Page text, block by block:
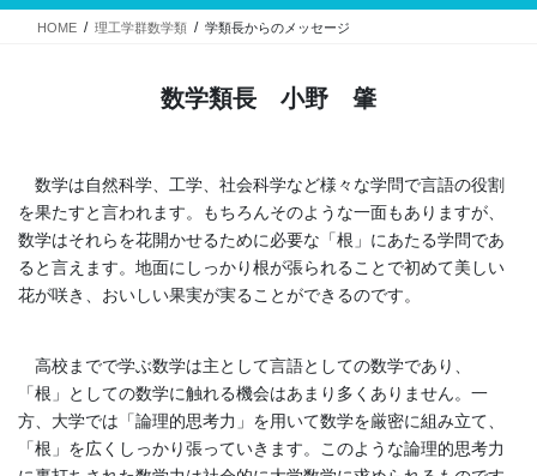
プ
動
HOME 理工学群数学類 学類長からのメッセージ
数学類長 小野 肇
数学は自然科学、工学、社会科学など様々な学問で言語の役割
を果たすと言われます。もちろんそのような一面もありますが、
数学はそれらを花開かせるために必要な「根」にあたる学問であ
ると言えます。地面にしっかり根が張られることで初めて美しい
花が咲き、おいしい果実が実ることができるのです。
高校までで学ぶ数学は主として言語としての数学であり、
「根」としての数学に触れる機会はあまり多くありません。一
方、大学では「論理的思考力」を用いて数学を厳密に組み立て、
「根」を広くしっかり張っていきます。このような論理的思考力